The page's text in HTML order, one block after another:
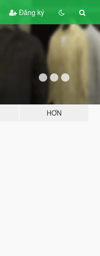
Đăng ký
HƠN